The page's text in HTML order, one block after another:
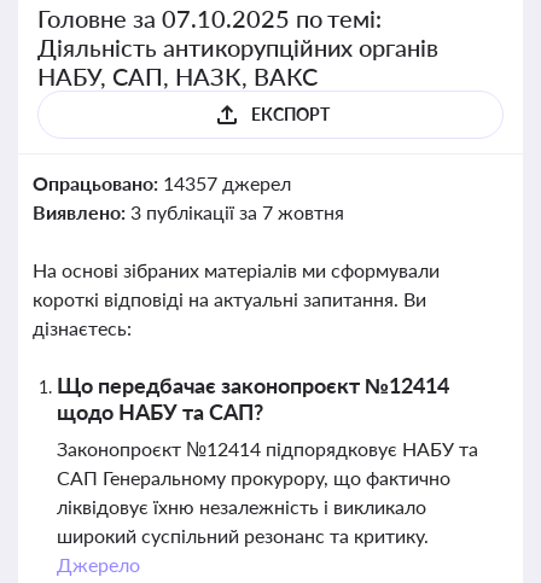
Головне за 07.10.2025 по темі:
Діяльність антикорупційних органів
НАБУ, САП, НАЗК, ВАКС
ЕКСПОРТ
Опрацьовано: 14357 джерел
Виявлено: 3 публікації за 7 жовтня
На основі зібраних матеріалів ми сформували
короткі відповіді на актуальні запитання. Ви
дізнаєтесь:
Що передбачає законопроєкт №12414
щодо НАБУ та САП?
Законопроєкт №12414 підпорядковує НАБУ та
САП Генеральному прокурору, що фактично
ліквідовує їхню незалежність і викликало
широкий суспільний резонанс та критику.
Джерело